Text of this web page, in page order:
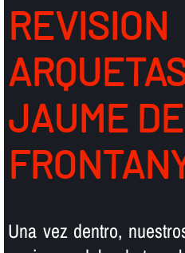
REVISION
JAUME DE
Una vez dentro,